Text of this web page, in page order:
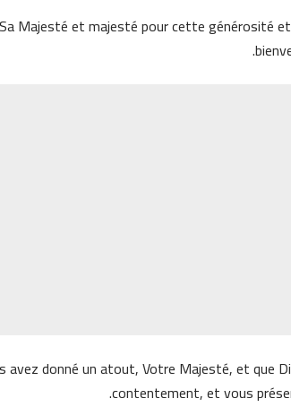
Majesté et majesté pour cette générosité
avez donné un atout, Votre Majesté, et que
contentement, et vous